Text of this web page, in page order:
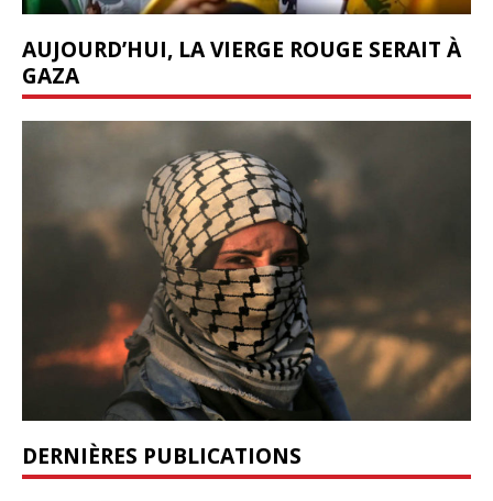
AUJOURD’HUI, LA VIERGE ROUGE SERAIT À
GAZA
DERNIÈRES PUBLICATIONS